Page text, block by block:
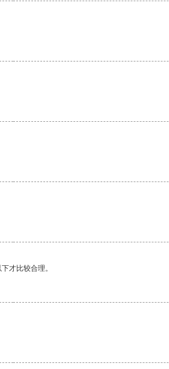
才比较合理。